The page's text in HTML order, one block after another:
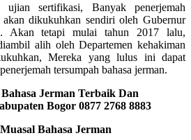
ujian sertifikasi, Banyak penerjemah
akan dikukuhkan sendiri oleh Gubernur
Akan tetapi mulai tahun 2017 lalu,
alih oleh Departemen kehakiman
Mereka yang lulus ini dapat
tersumpah bahasa jerman.
Jerman Terbaik Dan
Bogor 0877 2768 8883
Bahasa Jerman